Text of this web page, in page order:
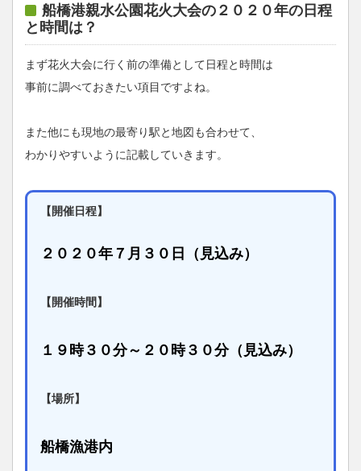
船橋港親水公園花火大会の２０２０年の日程
と時間は？
まず花火大会に行く前の準備として日程と時間は
事前に調べておきたい項目ですよね。
また他にも現地の最寄り駅と地図も合わせて、
わかりやすいように記載していきます。
【開催日程】
２０２０年７月３０日（見込み）
【開催時間】
１９時３０分～２０時３０分（見込み）
【場所】
船橋漁港内